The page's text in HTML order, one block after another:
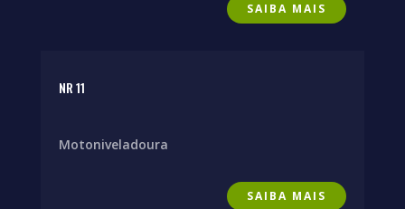
SAIBA MAIS
NR 11
Motoniveladoura
SAIBA MAIS